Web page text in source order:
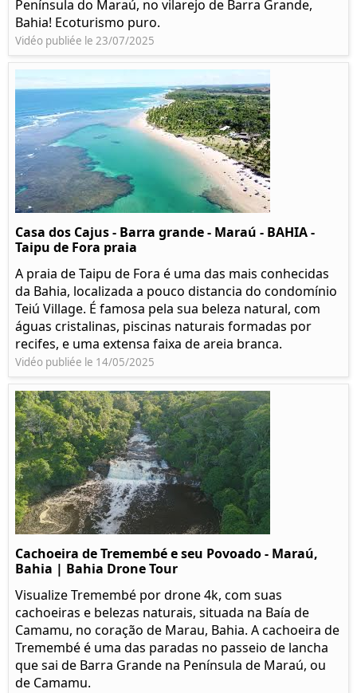
Península do Maraú, no vilarejo de Barra Grande,
Bahia! Ecoturismo puro.
Vidéo publiée le 23/07/2025
Casa dos Cajus - Barra grande - Maraú - BAHIA -
Taipu de Fora praia
A praia de Taipu de Fora é uma das mais conhecidas
da Bahia, localizada a pouco distancia do condomínio
Teiú Village. É famosa pela sua beleza natural, com
águas cristalinas, piscinas naturais formadas por
recifes, e uma extensa faixa de areia branca.
Vidéo publiée le 14/05/2025
Cachoeira de Tremembé e seu Povoado - Maraú,
Bahia | Bahia Drone Tour
Visualize Tremembé por drone 4k, com suas
cachoeiras e belezas naturais, situada na Baía de
Camamu, no coração de Marau, Bahia. A cachoeira de
Tremembé é uma das paradas no passeio de lancha
que sai de Barra Grande na Península de Maraú, ou
de Camamu.